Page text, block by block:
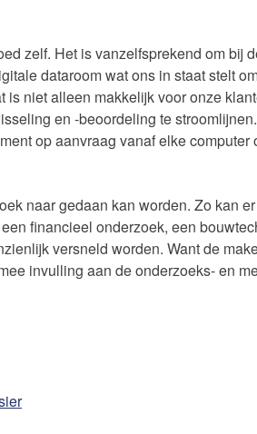
zelf. Het is vanzelfsprekend om bij
dataroom wat ons in staat stelt
niet alleen makkelijk voor onze
en -beoordeling te
op aanvraag vanaf elke computer
naar gedaan kan worden. Zo kan
financieel onderzoek, een
versneld worden. Want de
invulling aan de onderzoeks- en